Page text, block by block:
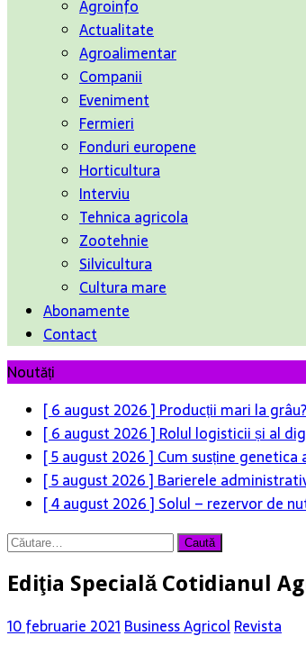
Agroinfo
Actualitate
Agroalimentar
Companii
Eveniment
Fermieri
Fonduri europene
Horticultura
Interviu
Tehnica agricola
Zootehnie
Silvicultura
Cultura mare
Abonamente
Contact
Noutăți
[ 6 august 2026 ] Producții mari la
[ 6 august 2026 ] Rolul logisticii și al
[ 5 august 2026 ] Cum susține
[ 5 august 2026 ] Barierele
[ 4 august 2026 ] Solul – rezervor de
Caută
Ediţia Specială Cotidianul
10 februarie 2021 Business Agricol Revista